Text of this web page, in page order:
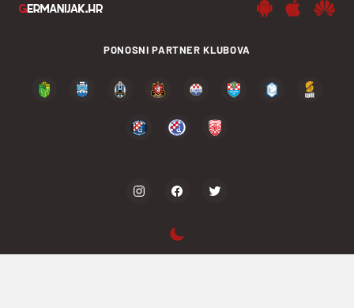
PONOSNI PARTNER KLUBOVA